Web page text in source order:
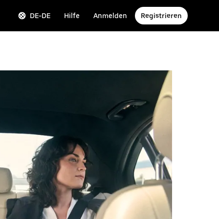
DE-DE Hilfe Anmelden Registrieren